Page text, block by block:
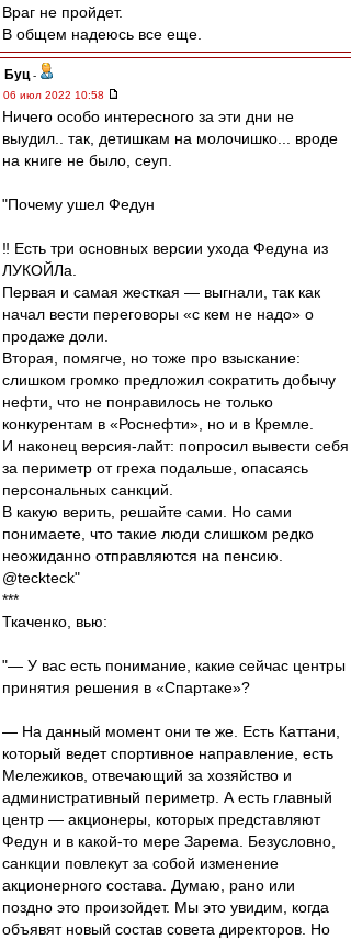
Враг не пройдет.
В общем надеюсь все еще.
Буц -
06 июл 2022 10:58
Ничего особо интересного за эти дни не
выудил.. так, детишкам на молочишко... вроде
на книге не было, сеуп.
"​Почему ушел Федун
‼️ Есть три основных версии ухода Федуна из
ЛУКОЙЛа.
Первая и самая жесткая — выгнали, так как
начал вести переговоры «с кем не надо» о
продаже доли.
Вторая, помягче, но тоже про взыскание:
слишком громко предложил сократить добычу
нефти, что не понравилось не только
конкурентам в «Роснефти», но и в Кремле.
И наконец версия-лайт: попросил вывести себя
за периметр от греха подальше, опасаясь
персональных санкций.
В какую верить, решайте сами. Но сами
понимаете, что такие люди слишком редко
неожиданно отправляются на пенсию.
@teckteck"
***
Ткаченко, вью:
"— У вас есть понимание, какие сейчас центры
принятия решения в «Спартаке»?
— На данный момент они те же. Есть Каттани,
который ведет спортивное направление, есть
Мележиков, отвечающий за хозяйство и
административный периметр. А есть главный
центр — акционеры, которых представляют
Федун и в какой-то мере Зарема. Безусловно,
санкции повлекут за собой изменение
акционерного состава. Думаю, рано или
поздно это произойдет. Мы это увидим, когда
объявят новый состав совета директоров. Но